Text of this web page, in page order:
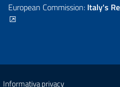
European Commission: Italy's
Informativa privacy